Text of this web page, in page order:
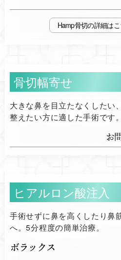
Hamp骨切
骨切幅寄せ
大きな鼻を目立たなくしたい
整えたい方に適した手術です。
お
ヒアルロン酸注入
手術せずに鼻を高くしたり鼻
へ。5分程度の簡単治療。
ボラックス